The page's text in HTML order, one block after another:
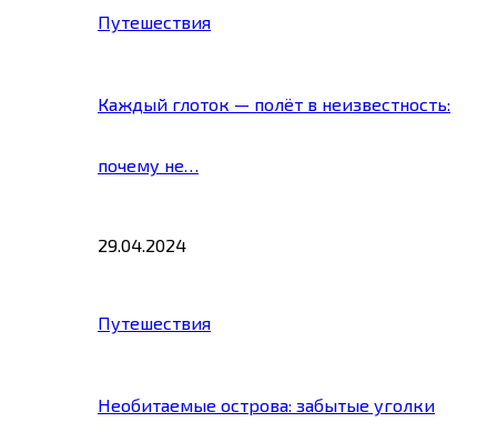
Путешествия
Каждый глоток — полёт в неизвестность:
почему не…
29.04.2024
Путешествия
Необитаемые острова: забытые уголки